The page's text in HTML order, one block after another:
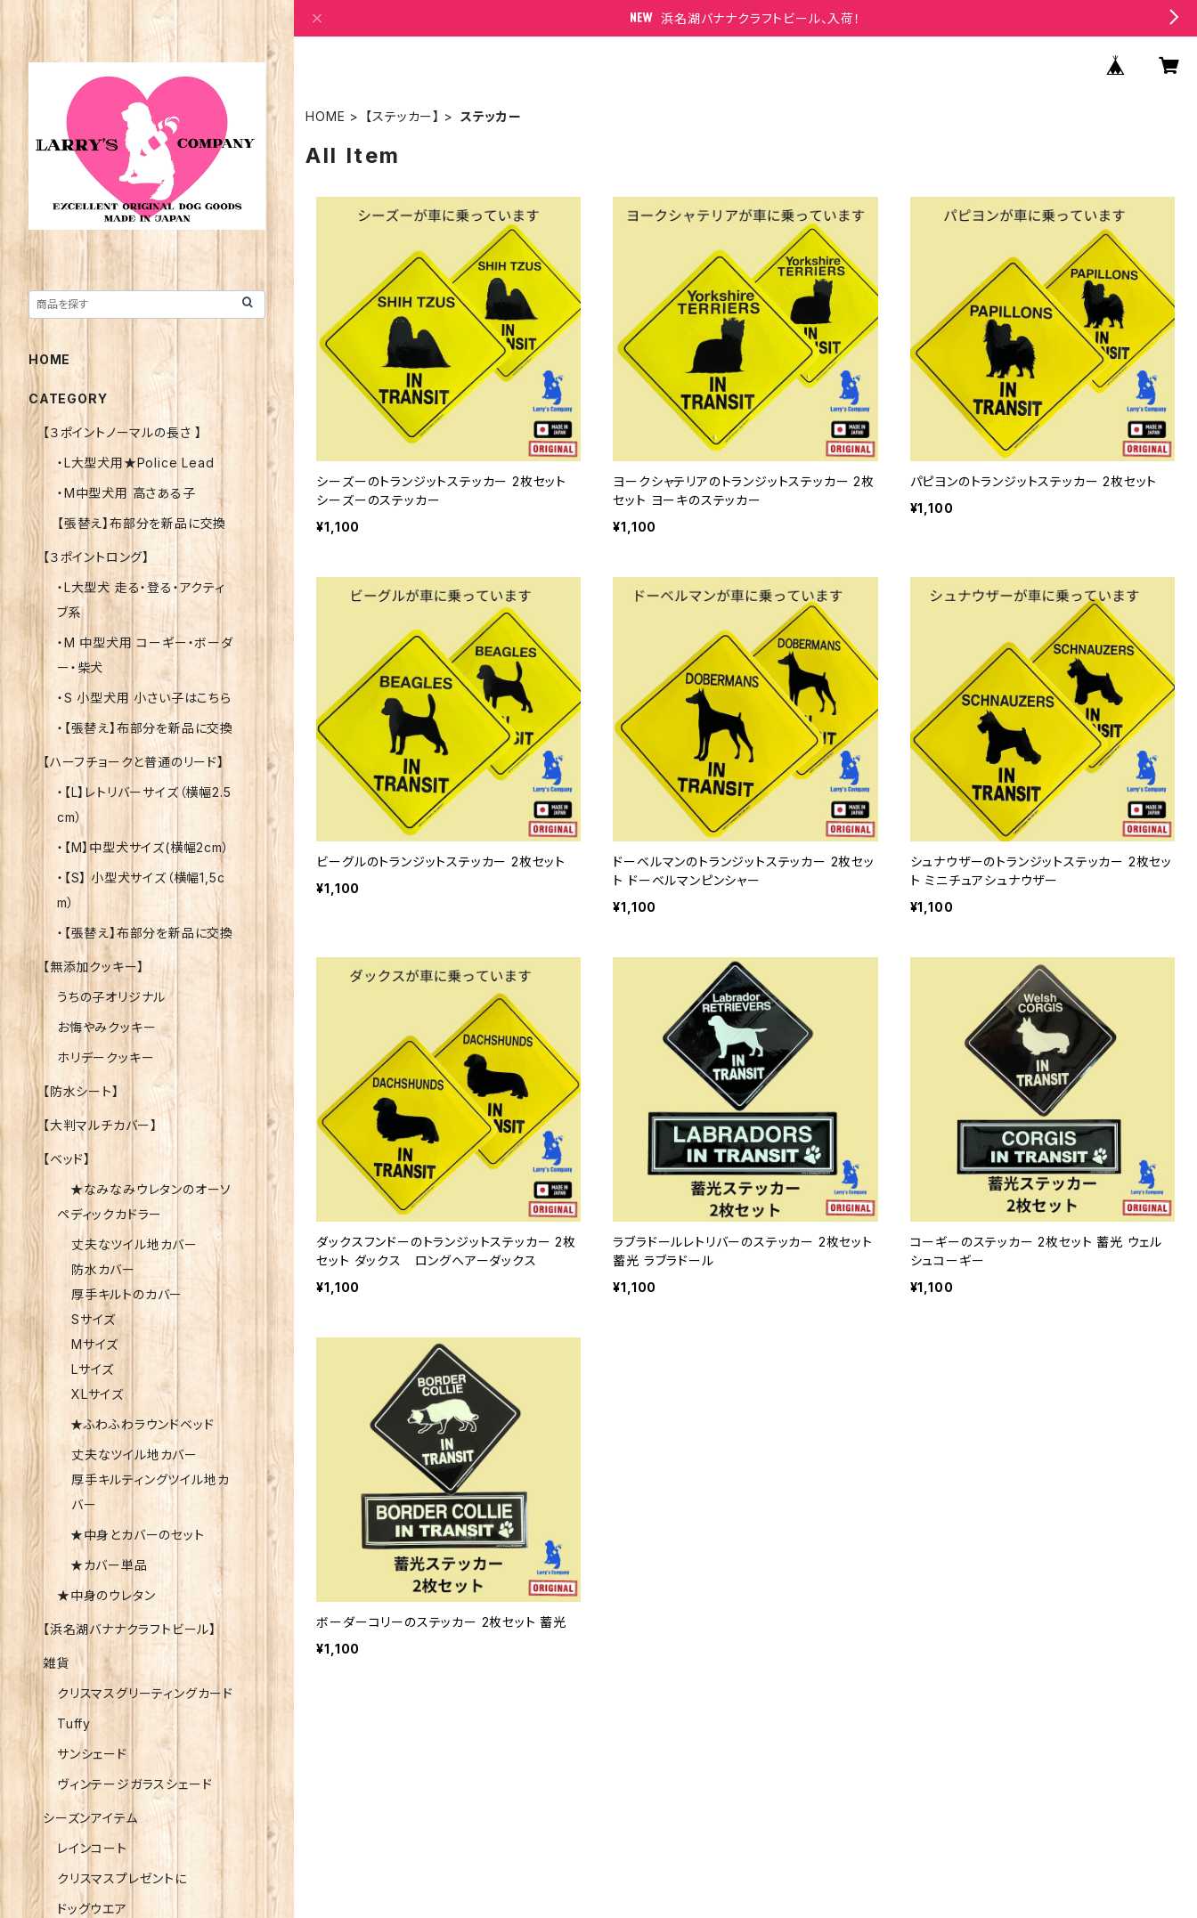
浜名湖バナナクラフトビール、入荷！
HOME 【ステッカー】 ステッカー
All Item
シーズーのトランジットステッカー 2枚セット
シーズーのステッカー
¥1,100
ヨークシャテリアのトランジットステッカー 2枚
セット ヨーキのステッカー
¥1,100
パピヨンのトランジットステッカー 2枚セット
¥1,100
ビーグルのトランジットステッカー 2枚セット
¥1,100
ドーベルマンのトランジットステッカー 2枚セッ
ト ドーベルマンピンシャー
¥1,100
シュナウザーのトランジットステッカー 2枚セッ
ト ミニチュアシュナウザー
¥1,100
ダックスフンドーのトランジットステッカー 2枚
セット ダックス ロングヘアーダックス
¥1,100
ラブラドールレトリバーのステッカー 2枚セット
蓄光 ラブラドール
¥1,100
コーギーのステッカー 2枚セット 蓄光 ウェル
シュコーギー
¥1,100
ボーダーコリーのステッカー 2枚セット 蓄光
¥1,100
HOME
CATEGORY
【３ポイントノーマルの長さ 】
・L大型犬用★Police Lead
・M中型犬用 高さある子
【張替え】布部分を新品に交換
【３ポイントロング】
・L大型犬 走る・登る・アクティ
ブ系
・M 中型犬用 コーギー・ボーダ
ー・柴犬
・S 小型犬用 小さい子はこちら
・【張替え】布部分を新品に交換
【ハーフチョークと普通のリード】
・【L】レトリバーサイズ（横幅2.5
cm）
・【M】中型犬サイズ(横幅2cm）
・【S】 小型犬サイズ（横幅1,5c
m）
・【張替え】布部分を新品に交換
【無添加クッキー】
うちの子オリジナル
お悔やみクッキー
ホリデークッキー
【防水シート】
【大判マルチカバー】
【ベッド】
★なみなみウレタンのオーソ
ペディックカドラー
丈夫なツイル地カバー
防水カバー
厚手キルトのカバー
Sサイズ
Mサイズ
Lサイズ
XLサイズ
★ふわふわラウンドベッド
丈夫なツイル地カバー
厚手キルティングツイル地カ
バー
★中身とカバーのセット
★カバー単品
★中身のウレタン
【浜名湖バナナクラフトビール】
雑貨
クリスマスグリーティングカード
Tuffy
サンシェード
ヴィンテージガラスシェード
シーズンアイテム
レインコート
クリスマスプレゼントに
ドッグウエア